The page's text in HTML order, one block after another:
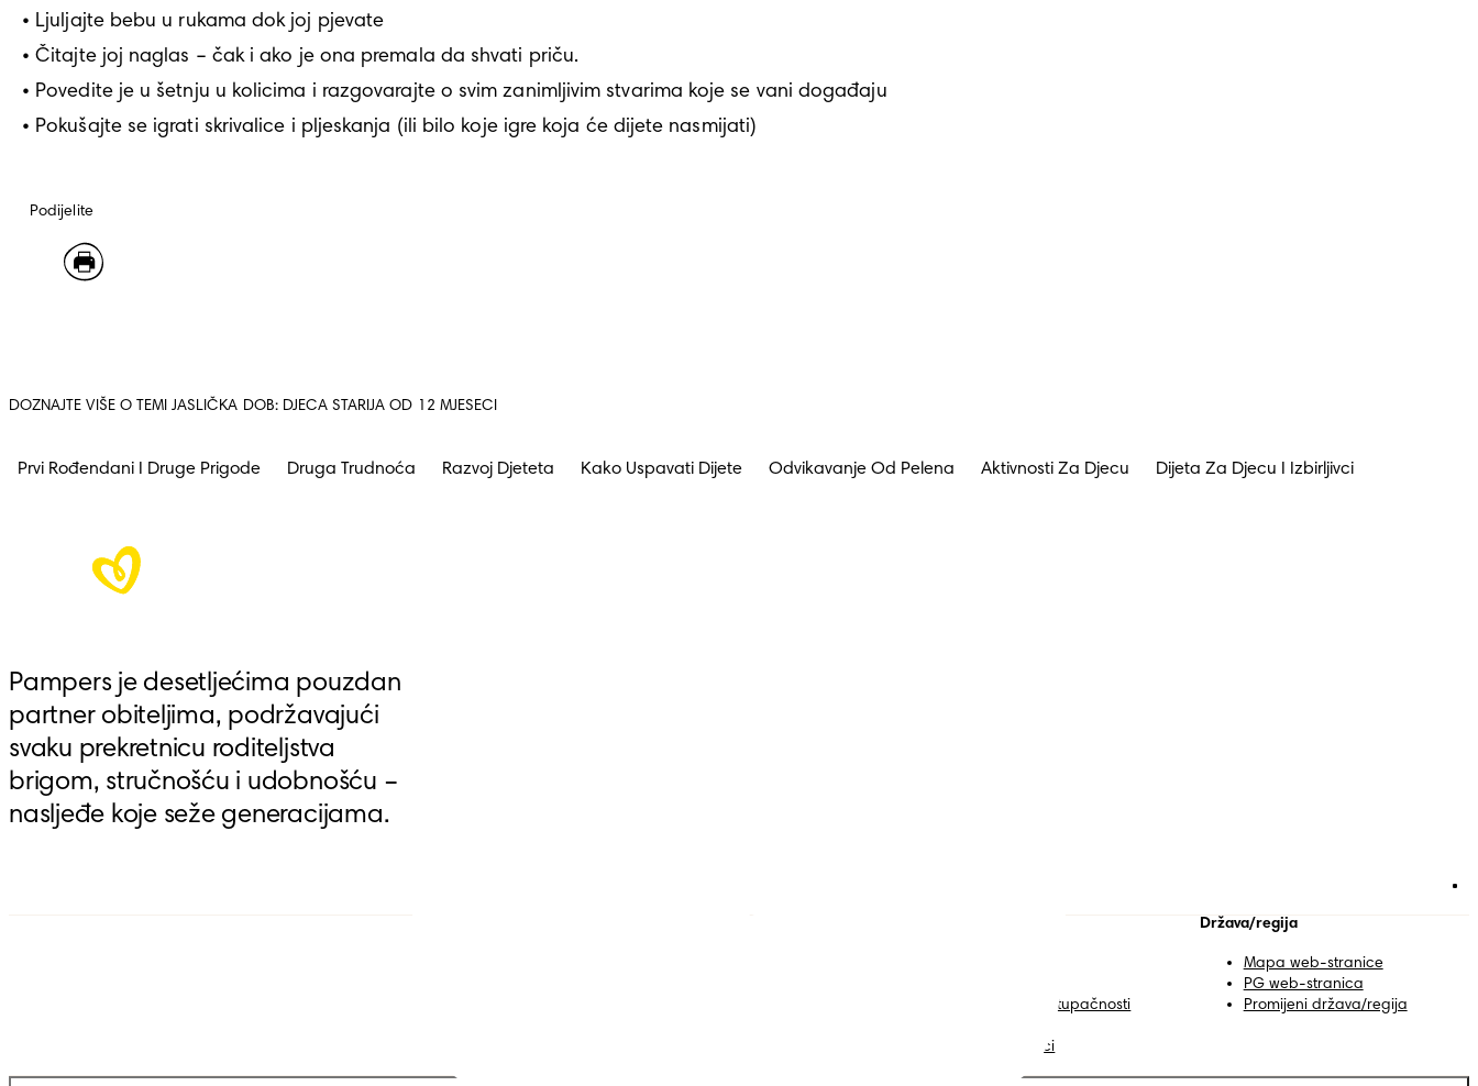
• Ljuljajte bebu u rukama dok joj pjevate
• Čitajte joj naglas – čak i ako je ona premala da shvati priču.
• Povedite je u šetnju u kolicima i razgovarajte o svim zanimljivim stvarima koje se vani događaju
• Pokušajte se igrati skrivalice i pljeskanja (ili bilo koje igre koja će dijete nasmijati)
Podijelite
DOZNAJTE VIŠE O TEMI JASLIČKA DOB: DJECA STARIJA OD 12 MJESECI
Prvi Rođendani I Druge Prigode Druga Trudnoća Razvoj Djeteta Kako Uspavati Dijete Odvikavanje Od Pelena Aktivnosti Za Djecu Dijeta Za Djecu I Izbirljivci
Pampers je desetljećima pouzdan
partner obiteljima, podržavajući
svaku prekretnicu roditeljstva
brigom, stručnošću i udobnošću –
nasljeđe koje seže generacijama.
Izjava o pristupačnosti
Moji Podaci
Država/regija
Mapa web-stranice
PG web-stranica
Promijeni država/regija